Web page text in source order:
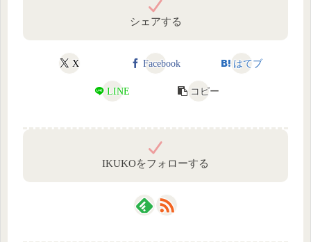
シェアする
X Facebook はてブ
LINE コピー
IKUKOをフォローする